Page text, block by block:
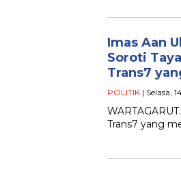
Imas Aan
Soroti
Trans7
POLITIK | Selasa,
Trans7 yang